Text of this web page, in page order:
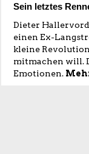
Sein letztes
Dieter
einen Ex-
kleine
mitmachen will.
Emotionen.